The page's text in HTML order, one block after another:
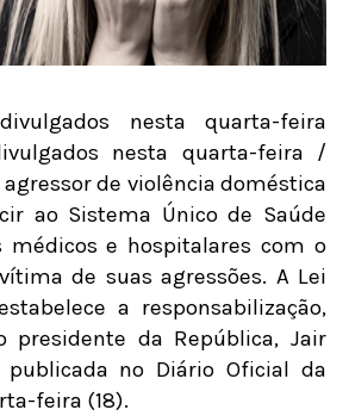
nesta quarta-feira
nesta quarta-feira /
agressor de violência doméstica
ao Sistema Único de Saúde
médicos e hospitalares com o
de suas agressões. A Lei
a responsabilização,
presidente da República, Jair
publicada no Diário Oficial da
feira (18).